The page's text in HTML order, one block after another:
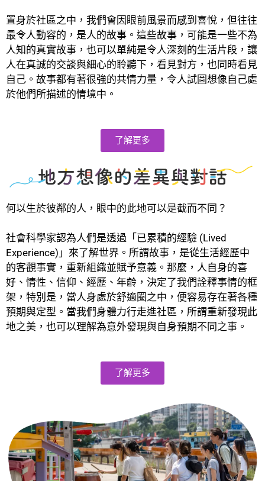
置身於社區之中，我們會因眼前風景而感到喜悅，但往往
最令人動容的，是人的故事。這些故事，可能是一些不為
人知的真實故事，也可以單純是令人深刻的生活片段，讓
人在真誠的交談與細心的聆聽下，看見對方，也同時看見
自己。故事都有著很強的共情力量，令人試圖想像自己處
於他們所描述的情境中。
了解更多
何以生於彼鄰的人，眼中的此地可以是截而不同？
社會科學家認為人們是透過「已累積的經驗 (Lived
Experience)」來了解世界。所謂故事，是從生活經歷中
的客觀事實，重新組織並賦予意義。那麼，人自身的喜
好、情性、信仰、經歷、年齡，決定了我們詮釋事情的框
架，特別是，當人身處於舒適圈之中，便容易存在著各種
預期與定型。當我們身體力行走進社區，所謂重新發現此
地之美，也可以理解為意外發現與自身預期不同之事。
了解更多